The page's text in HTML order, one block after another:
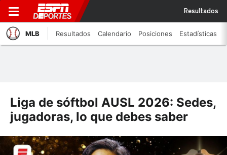
Resultados
MLB Resultados Calendario Posiciones Estadísticas
Liga de sóftbol AUSL 2026: Sedes,
jugadoras, lo que debes saber